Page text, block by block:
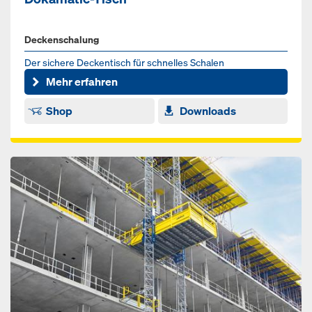
Deckenschalung
Der sichere Deckentisch für schnelles Schalen
Mehr erfahren
Shop
Downloads